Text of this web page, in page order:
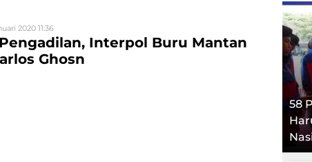
2020 11:36
Interpol Buru Mantan
Ghosn
58